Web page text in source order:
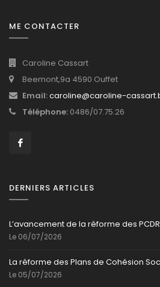
ME CONTACTER
Caroline Cassart
Beemont,9a 4590 Ouffet
Email:caroline@caroline-
Téléphone: 0486/07.75.26
DERNIERS ARTICLES
L’avancement de la réforme des PCDR
Le 06/07/2026
La réforme des Plans de Cohésion
Le 05/07/2026